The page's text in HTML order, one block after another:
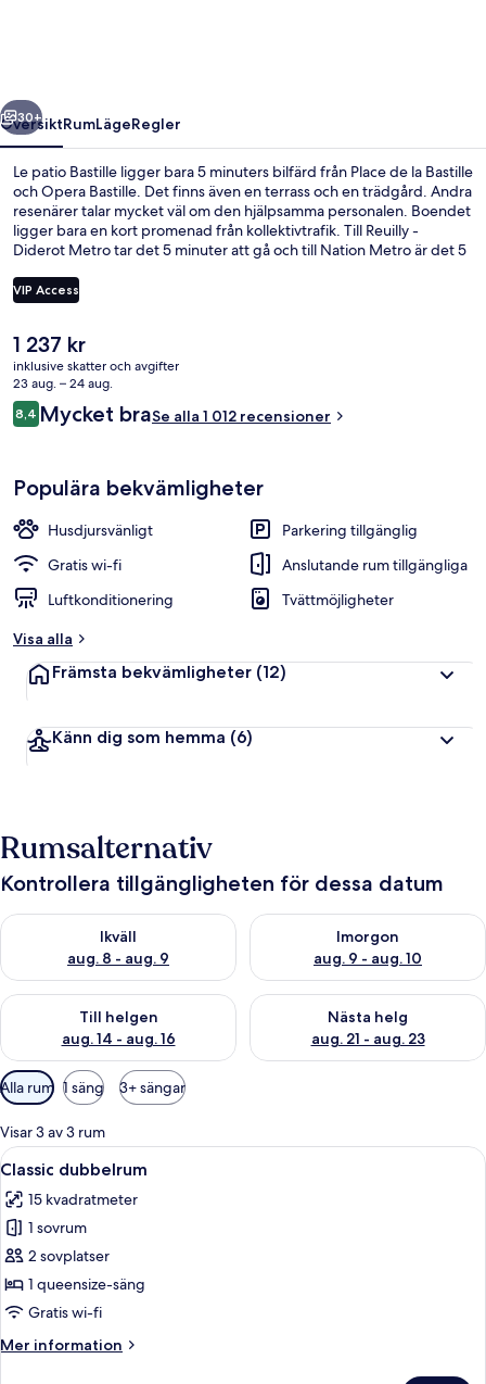
Nästa
30+
ÖversiktRumLägeRegler
Le patio Bastille ligger bara 5 minuters bilfärd från Place de la Bastille
och Opera Bastille. Det finns även en terrass och en trädgård. Andra
resenärer talar mycket väl om den hjälpsamma personalen. Boendet
ligger bara en kort promenad från kollektivtrafik. Till Reuilly -
Diderot Metro tar det 5 minuter att gå och till Nation Metro är det 5
VIP Access
Det
nuvarande
priset
är
1 237 kr
1 237 kr
inklusive skatter och avgifter
23 aug. – 24 aug.
Recensioner
8,48,4 av 10,
Mycket braSe alla 1 012 recensioner
Populära bekvämligheter
Husdjursvänligt
Parkering tillgänglig
Gratis wi-fi
Anslutande rum tillgängliga
Luftkonditionering
Tvättmöjligheter
Visa alla
Främsta bekvämligheter (12)
Känn dig som hemma (6)
Rumsalternativ
Kontrollera tillgängligheten för dessa datum
Ikväll
aug. 8 - aug. 9
Kontrollera tillgängligheten för ikväll aug. 8 - aug. 9
Imorgon
aug. 9 - aug. 10
Kontrollera tillgängligheten
Till helgen
aug. 14 - aug. 16
Kontrollera tillgängligheten för den här helgen aug. 14 - aug.
Nästa helg
aug. 21 - aug. 23
Kontrollera tillgängligheten
Tillgängliga
filter
för
rum
Alla rum 1 säng 3+ sängar
Visar 3 av 3 rum
Öppna
alla
foton
för
Classic
dubbelrum
Ett hotellrum med en stor säng, två
4
Classic dubbelrum
15 kvadratmeter
1 sovrum
2 sovplatser
1 queensize-säng
Gratis wi-fi
Mer information
Mer